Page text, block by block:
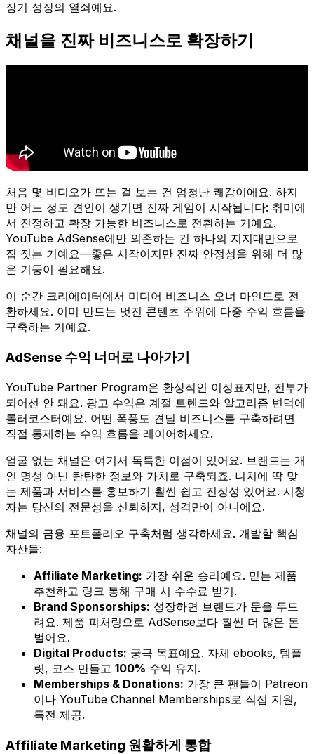
장기 성장의 열쇠예요.
채널을 진짜 비즈니스로 확장하기
처음 몇 비디오가 뜨는 걸 보는 건 엄청난 쾌감이에요. 하지
만 어느 정도 견인이 생기면 진짜 게임이 시작됩니다: 취미에
서 진정하고 확장 가능한 비즈니스로 전환하는 거예요.
YouTube AdSense에만 의존하는 건 하나의 지지대만으로
집 짓는 거예요—좋은 시작이지만 진짜 안정성을 위해 더 많
은 기둥이 필요해요.
이 순간 크리에이터에서 미디어 비즈니스 오너 마인드로 전
환하세요. 이미 만드는 멋진 콘텐츠 주위에 다중 수익 흐름을
구축하는 거예요.
AdSense 수익 너머로 나아가기
YouTube Partner Program은 환상적인 이정표지만, 전부가
되어선 안 돼요. 광고 수익은 계절 트렌드와 알고리즘 변덕에
롤러코스터예요. 어떤 폭풍도 견딜 비즈니스를 구축하려면
직접 통제하는 수익 흐름을 레이어하세요.
얼굴 없는 채널은 여기서 독특한 이점이 있어요. 브랜드는 개
인 명성 아닌 탄탄한 정보와 가치로 구축되죠. 니치에 딱 맞
는 제품과 서비스를 홍보하기 훨씬 쉽고 진정성 있어요. 시청
자는 당신의 전문성을 신뢰하지, 성격만이 아니에요.
채널의 금융 포트폴리오 구축처럼 생각하세요. 개발할 핵심
자산들:
Affiliate Marketing: 가장 쉬운 승리예요. 믿는 제품
추천하고 링크 통해 구매 시 수수료 받기.
Brand Sponsorships: 성장하면 브랜드가 문을 두드
려요. 제품 피처링으로 AdSense보다 훨씬 더 많은 돈
벌어요.
Digital Products: 궁극 목표예요. 자체 ebooks, 템플
릿, 코스 만들고 100% 수익 유지.
Memberships & Donations: 가장 큰 팬들이 Patreon
이나 YouTube Channel Memberships로 직접 지원,
특전 제공.
Affiliate Marketing 원활하게 통합